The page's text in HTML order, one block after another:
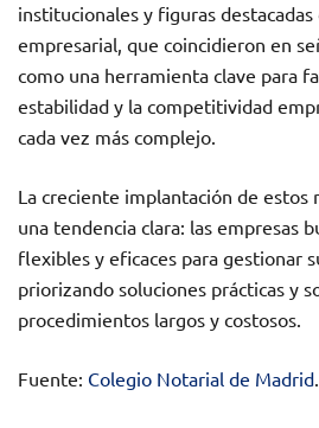
institucionales y figuras
empresarial, que coincidieron en
como una herramienta clave para
estabilidad y la competitividad
cada vez más complejo.
La creciente implantación de estos
una tendencia clara: las empresas
flexibles y eficaces para gestionar
priorizando soluciones prácticas y
procedimientos largos y costosos.
Fuente: Colegio Notarial de Madrid.